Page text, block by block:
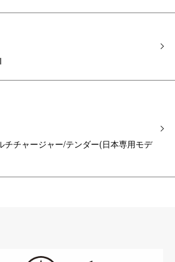
チチャージャー/テンダー(日本専用モデ